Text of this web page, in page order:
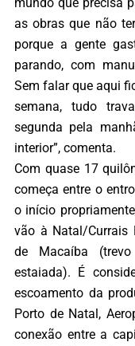
as obras que não
porque a gente
parando, com
Sem falar que aqui
semana, tudo
segunda pela
interior”, comenta.
Com quase 17
começa entre o
o início
vão à Natal/Currais
de Macaíba
estaiada). É
escoamento da
Porto de Natal,
conexão entre a